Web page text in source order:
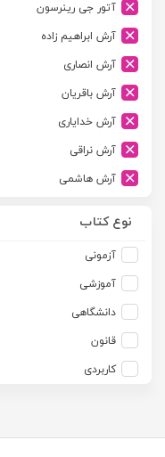
ارجمند
ارسطو
ارشد
اسلامیه
اشکان
اطلاعات
امجد
امید انقلاب
آتور جی رینرسون
آرش ابراهیم زاده
آرش انصاری
آرش باقریان
آرش خدایاری
آرش نراقی
آرش هاشمی
آزاده صادقی
آزیتا قربانی رحیم
آلبرت ون دایسی
آلن ردفرن
آمنه باخدا
آنتونی آگوس
نوع کتاب
آزمونی
آموزشی
دانشگاهی
قانون
کاربردی